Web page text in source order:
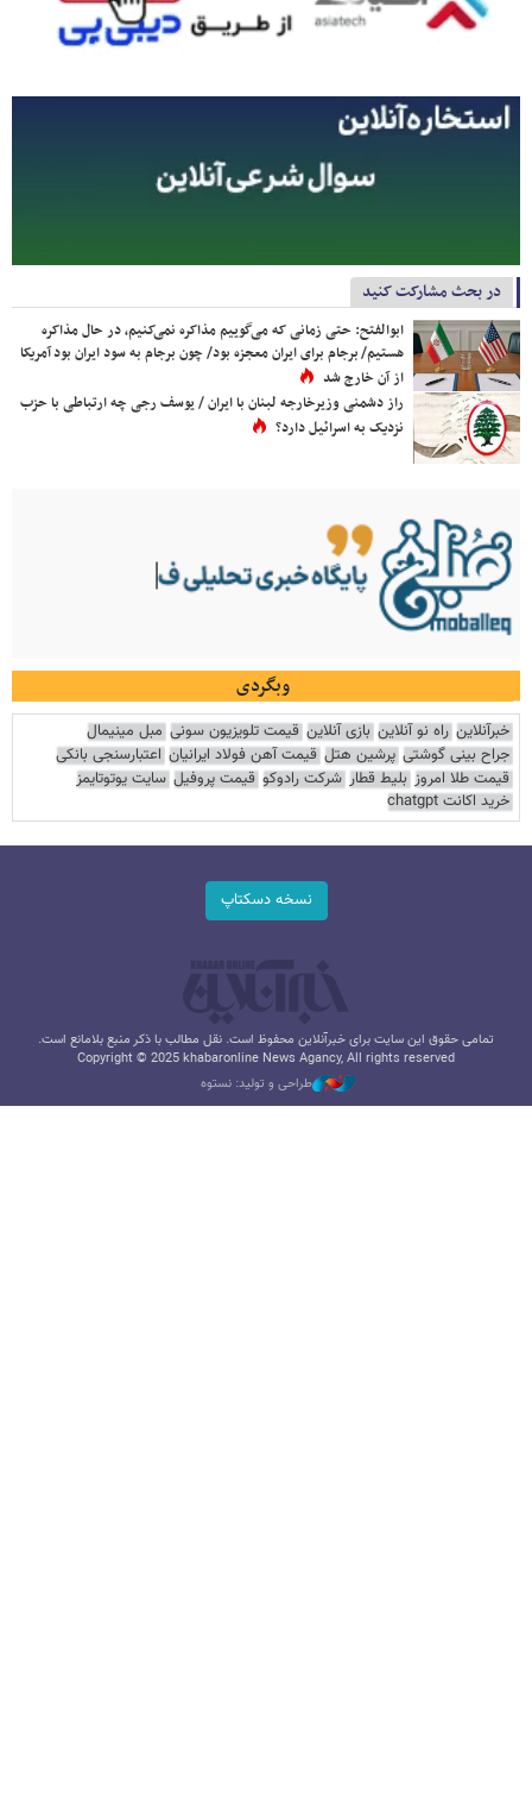
در بحث مشارکت کنید
ابوالفتح: حتی زمانی که می‌گوییم مذاکره نمی‌کنیم، در حال مذاکره
هستیم/ برجام برای ایران معجزه بود/ چون برجام به سود ایران بود آمریکا
از آن خارج شد
راز دشمنی وزیرخارجه لبنان با ایران / یوسف رجی چه ارتباطی با حزب
نزدیک به اسرائیل دارد؟
وبگردی
خبرآنلاین راه نو آنلاین بازی آنلاین قیمت تلویزیون سونی مبل مینیمال
جراح بینی گوشتی پرشین هتل قیمت آهن فولاد ایرانیان اعتبارسنجی بانکی
قیمت طلا امروز بلیط قطار شرکت رادوکو قیمت پروفیل سایت یوتوتایمز
خرید اکانت chatgpt
نسخه دسکتاپ
تمامی حقوق این سایت برای خبرآنلاین محفوظ است. نقل مطالب با ذکر منبع بلامانع است.
Copyright © 2025 khabaronline News Agancy, All rights reserved
طراحی و تولید: نستوه